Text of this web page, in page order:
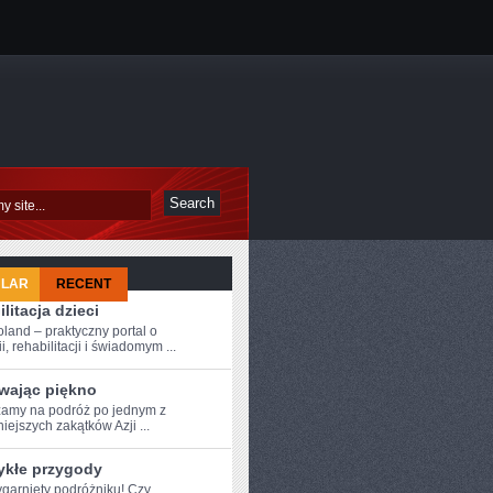
RECENT
dzieci
– praktyczny portal o
rehabilitacji i świadomym ...
piękno
na podróż po⁤ jednym z
zakątków Azji ...
przygody
podróżniku! Czy